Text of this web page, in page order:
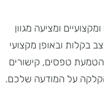
ומציעה מגוון
בקלות ובאופן מקצועי
טפסים, קישורים
על המודעה שלכם.